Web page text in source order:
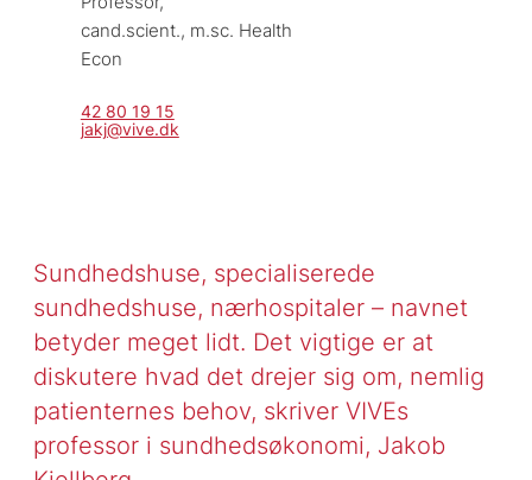
cand.scient., m.sc. Health
Econ
42 80 19 15
jakj@vive.dk
Sundhedshuse, specialiserede
sundhedshuse, nærhospitaler – navnet
betyder meget lidt. Det vigtige er at
diskutere hvad det drejer sig om, nemlig
patienternes behov, skriver VIVEs
professor i sundhedsøkonomi, Jakob